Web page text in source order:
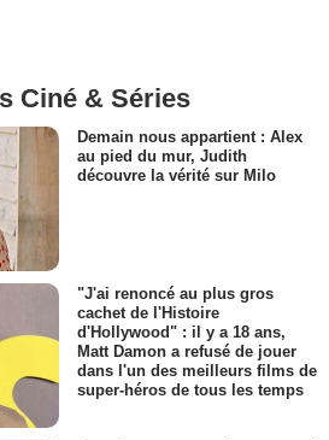
Ciné & Séries
Demain nous appartient : Alex
au pied du mur, Judith
découvre la vérité sur Milo
"J'ai renoncé au plus gros
cachet de l'Histoire
d'Hollywood" : il y a 18 ans,
Matt Damon a refusé de jouer
dans l'un des meilleurs films de
super-héros de tous les temps